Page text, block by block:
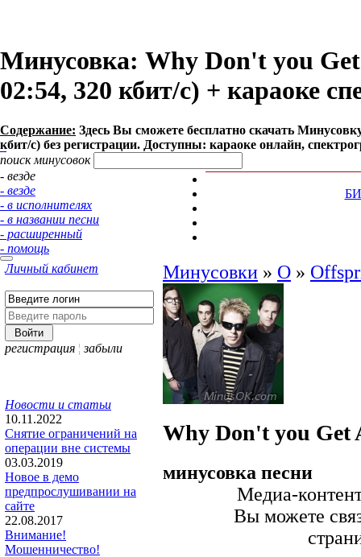
Минусовка: Why Don't you
02:54, 320 кбит/с) + караоке
Содержание: Здесь Вы сможете бесплатно cкачать
кбит/с) без регистрации. Доступны: караоке онлайн,
поиск минусовок
- везде
- везде
- в исполнителях
- в названии песни
- расширенный
- помощь
Личный кабинет
регистрация ¦ забыли
Новости и статьи
10.11.2022
Снятие ограничений на
операции вне системы
03.03.2019
Новое в демо
предпрослушивании на
сайте
22.08.2017
Внимание!
Мошенничество!
Минусовки » O »
Why Don't you Get
минусовка песни
Медиа-
Вы можете